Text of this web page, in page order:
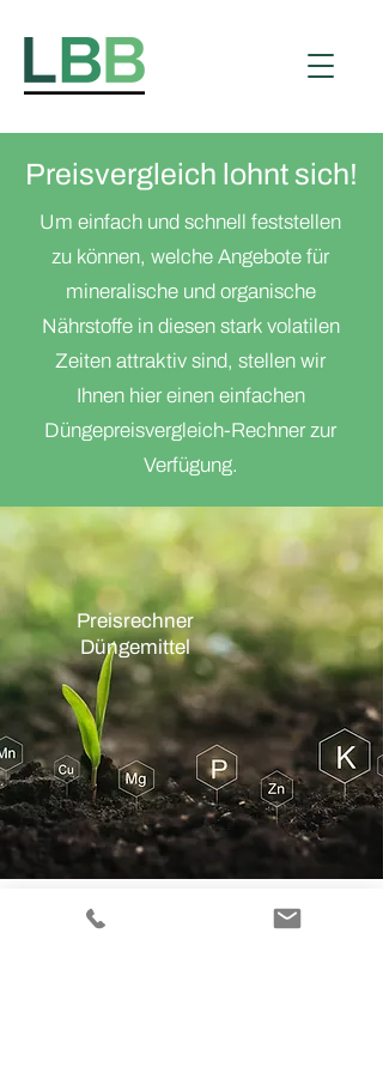
Preisvergleich lohnt sich!
Um einfach und schnell feststellen
zu können, welche Angebote für
mineralische und organische
Nährstoffe in diesen stark volatilen
Zeiten attraktiv sind, stellen wir
Ihnen hier einen einfachen
Düngepreisvergleich-Rechner zur
Verfügung.
Preisrechner
Düngemittel